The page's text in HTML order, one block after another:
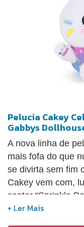
Pelucia Cakey
Gabbys
A nova linha de
mais fofa do que
se divirta sem fim
Cakey vem com,
cantar “Sprinkle
interagir Crie